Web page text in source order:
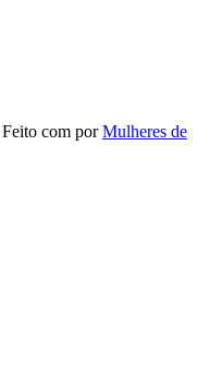
com porMulheres de